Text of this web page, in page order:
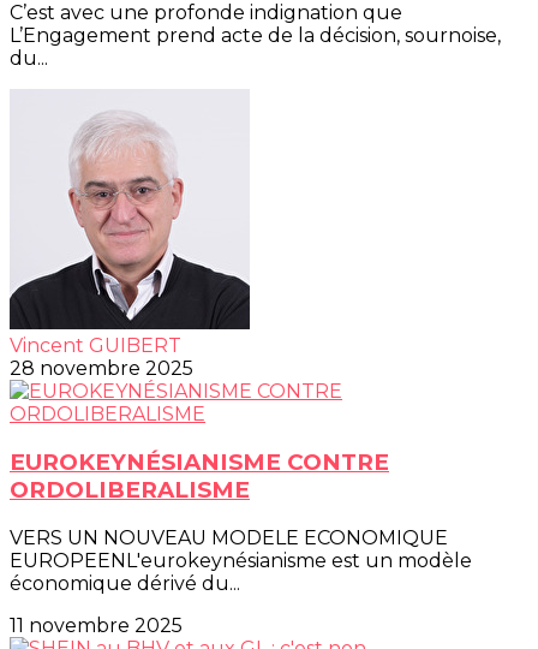
C’est avec une profonde indignation que
L’Engagement prend acte de la décision, sournoise,
du...
Vincent GUIBERT
28 novembre 2025
EUROKEYNÉSIANISME CONTRE
ORDOLIBERALISME
VERS UN NOUVEAU MODELE ECONOMIQUE
EUROPEENL'eurokeynésianisme est un modèle
économique dérivé du...
11 novembre 2025